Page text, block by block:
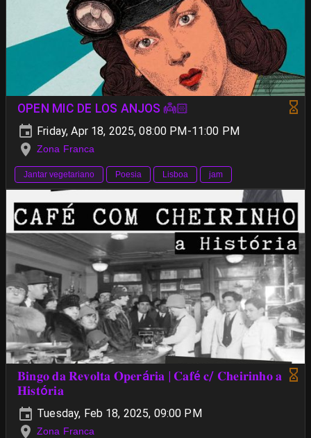
OPEN MIC DE LOS ANJOS 👼🏻
Friday, Apr 18, 2025, 08:00 PM-11:00 PM
Zona Franca
Jantar vegetariano Poesia Lisboa jam
𝐁𝐢𝐧𝐠𝐨 𝐝𝐚 𝐑𝐞𝐯𝐨𝐥𝐭𝐚 𝐎𝐩𝐞𝐫á𝐫𝐢𝐚 | 𝐂𝐚𝐟é 𝐜/ 𝐂𝐡𝐞𝐢𝐫𝐢𝐧𝐡𝐨 𝐚
𝐇𝐢𝐬𝐭ó𝐫𝐢𝐚
Tuesday, Feb 18, 2025, 09:00 PM
Zona Franca